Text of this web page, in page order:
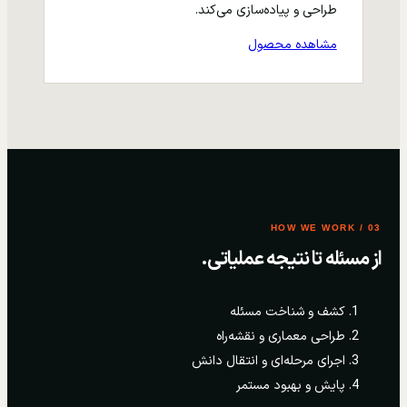
طراحی و پیاده‌سازی می‌کند.
مشاهده محصول
03 / HOW WE WORK
از مسئله تا نتیجه عملیاتی.
کشف و شناخت مسئله
طراحی معماری و نقشه‌راه
اجرای مرحله‌ای و انتقال دانش
پایش و بهبود مستمر